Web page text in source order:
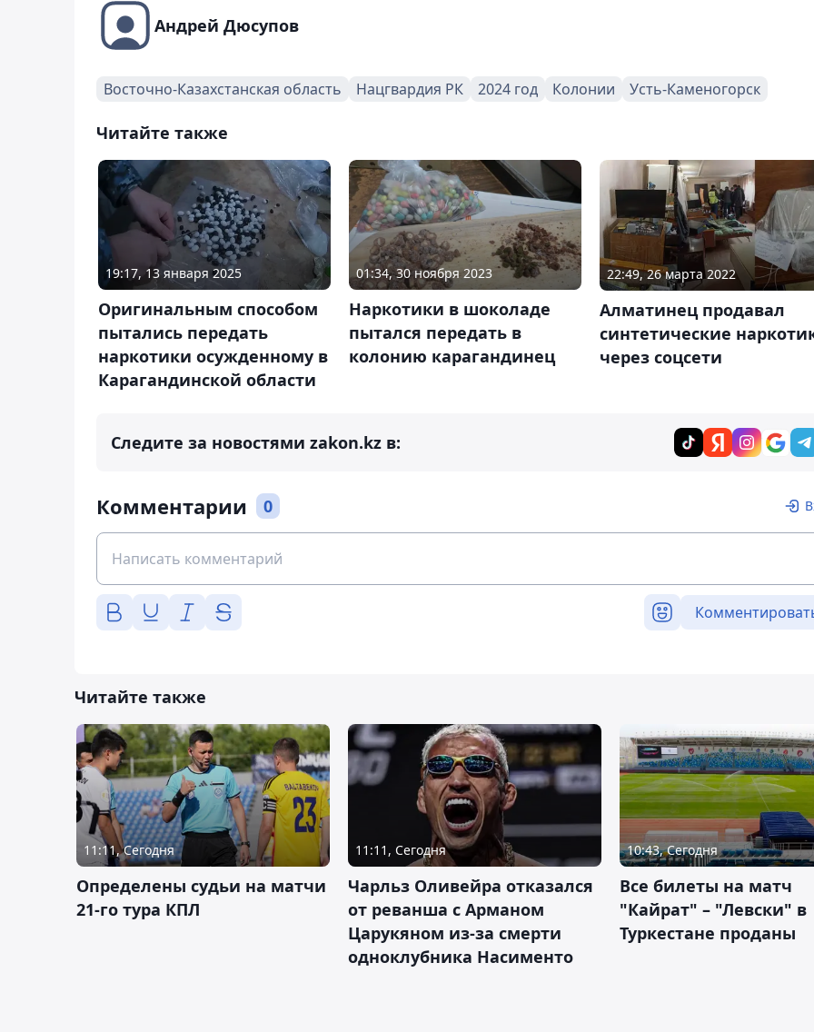
Андрей Дюсупов
Восточно-Казахстанская область Нацгвардия РК 2024 год Колонии Усть-Каменогорск
Читайте также
19:17, 13 января 2025
Оригинальным способом
пытались передать
наркотики осужденному в
Карагандинской области
01:34, 30 ноября 2023
Наркотики в шоколаде
пытался передать в
колонию карагандинец
22:49, 26 марта 2022
Алматинец продавал
синтетические
через соцсети
Следите за новостями zakon.kz в:
Комментарии 0
Читайте также
11:11, Сегодня
Определены судьи на матчи
21-го тура КПЛ
11:11, Сегодня
Чарльз Оливейра отказался
от реванша с Арманом
Царукяном из-за смерти
одноклубника Насименто
10:43, Сегодня
Все билеты на матч
"Кайрат" – "Левски" в
Туркестане проданы